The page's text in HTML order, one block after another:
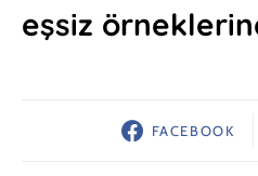
eşsiz
FACEBOOK